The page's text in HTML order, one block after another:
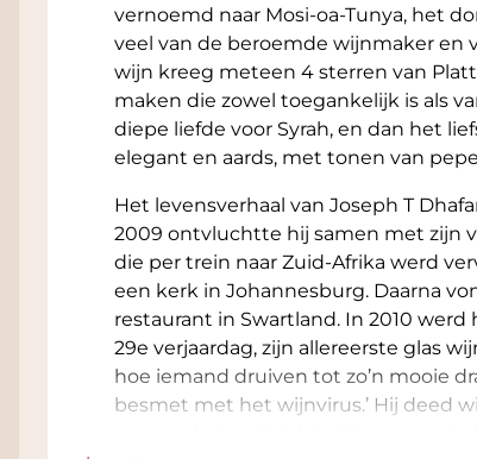
vernoemd naar Mosi-oa-Tunya, het
veel van de beroemde wijnmaker en
wijn kreeg meteen 4 sterren van
maken die zowel toegankelijk is als
diepe liefde voor Syrah, en dan het
elegant en aards, met tonen van
Het levensverhaal van Joseph T
2009 ontvluchtte hij samen met zijn
die per trein naar Zuid-Afrika werd
een kerk in Johannesburg. Daarna
restaurant in Swartland. In 2010
29e verjaardag, zijn allereerste glas
hoe iemand druiven tot zo’n mooie
besmet met het wijnvirus.’ Hij deed